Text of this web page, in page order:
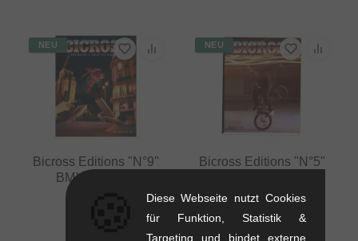
NEU
Bicross Editions "N°9"
BMX Magazin
NEU
Bicross Editions "N°5"
0.35 kg
16.76EUR
Diese Webseite nutzt Cookies
für Funktion, Statistik &
Targeting und bindet externe